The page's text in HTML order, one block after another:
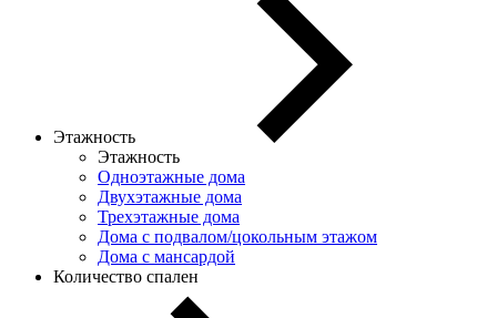
Этажность
Этажность
Одноэтажные дома
Двухэтажные дома
Трехэтажные дома
Дома с подвалом/цокольным этажом
Дома с мансардой
Количество спален